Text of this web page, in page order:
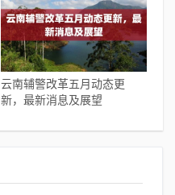
云南辅警改革五月动态更
新，最新消息及展望